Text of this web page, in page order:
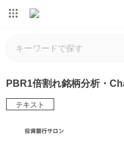
PBR1倍割れ銘柄分析・
テキスト